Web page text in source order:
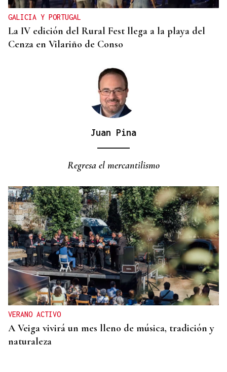
GALICIA Y PORTUGAL
La IV edición del Rural Fest llega a la playa del
Cenza en Vilariño de Conso
Juan Pina
Regresa el mercantilismo
VERANO ACTIVO
A Veiga vivirá un mes lleno de música, tradición y
naturaleza